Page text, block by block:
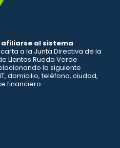
afiliarse al sistema
a la Junta Directiva de la
Llantas Rueda Verde
la siguiente
domicilio, teléfono, ciudad,
financiero.